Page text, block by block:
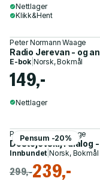
Nettlager
Klikk&Hent
Peter Normann Waage
Radio Jerevan - og
E-bok Norsk, Bokmål
149,-
Nettlager
Pensum -20%
Peter Normann Waage
Dostojevskij i dialog
Innbundet |Norsk, Bokmål
299,-239,-